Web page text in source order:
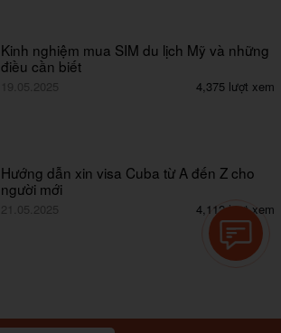
Kinh nghiệm mua SIM du lịch Mỹ và những
điều cần biết
19.05.2025 4,375 lượt xem
Hướng dẫn xin visa Cuba từ A đến Z cho
người mới
21.05.2025 4,112 lượt xem